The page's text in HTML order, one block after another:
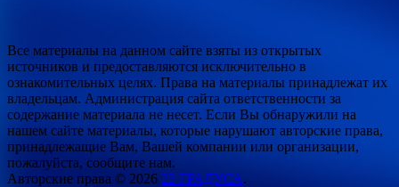
Все материалы на данном сайте взяты из открытых
источников и предоставляются исключительно в
ознакомительных целях. Права на материалы принадлежат их
владельцам. Администрация сайта ответственности за
содержание материала не несет. Если Вы обнаружили на
нашем сайте материалы, которые нарушают авторские права,
принадлежащие Вам, Вашей компании или организации,
пожалуйста, сообщите нам.
Авторские права © 2026 22 ГРАДУСА.